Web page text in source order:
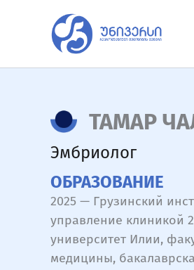
содержимому
ТАМАР
Эмбриолог
ОБРАЗОВАНИЕ
2025 — Грузинский
управление клиникой
университет Илии,
медицины,